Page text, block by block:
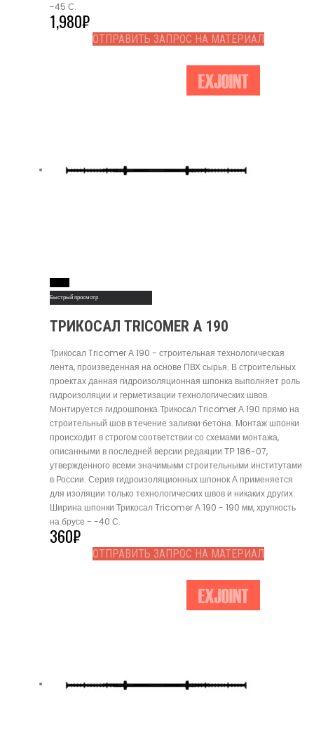
-45 С.
1,980₽
ОТПРАВИТЬ ЗАПРОС НА МАТЕРИАЛ
Быстрый просмотр
ТРИКОСАЛ TRICOMER А 190
Трикосал Tricomer А 190 - строительная технологическая
лента, произведенная на основе ПВХ сырья. В строительных
проектах данная гидроизоляционная шпонка выполняет роль
гидроизоляции и герметизации технологических швов.
Монтируется гидрошпонка Трикосал Tricomer А 190 прямо на
строительный шов в течение заливки бетона. Монтаж шпонки
происходит в строгом соответствии со схемами монтажа,
описанными в последней версии редакции ТР 186-07,
утвержденного всеми значимыми строительными институтами
в России. Серия гидроизоляционных шпонок А применяется
для изоляции только технологических швов и никаких других.
Ширина шпонки Трикосал Tricomer А 190 - 190 мм, хрупкость
на брусе - -40 С.
360₽
ОТПРАВИТЬ ЗАПРОС НА МАТЕРИАЛ